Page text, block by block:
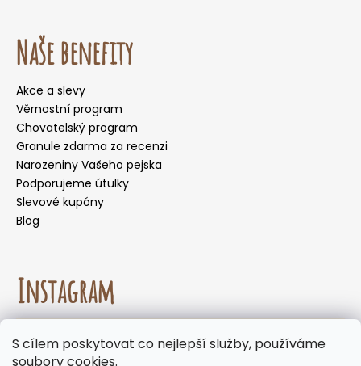
S cílem poskytovat co nejlepší služby, používáme
soubory cookies.
měsíců nedoporučujeme volit doručení do
Naše benefity
Akce a slevy
Věrnostní program
Chovatelský program
Granule zdarma za recenzi
Narozeniny Vašeho pejska
Podporujeme útulky
Slevové kupóny
Blog
Instagram
Sledovat na Instagramu